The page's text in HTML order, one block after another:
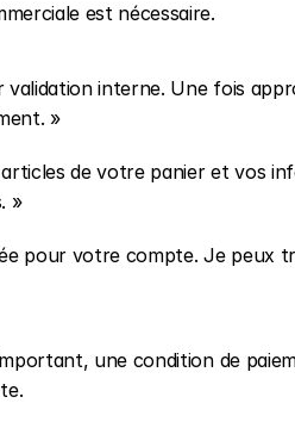
est nécessaire.
interne. Une fois
»
de votre panier et vos
»
pour votre compte. Je peux
une condition de